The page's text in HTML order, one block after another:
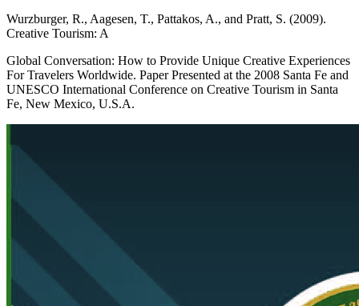
Wurzburger, R., Aagesen, T., Pattakos, A., and Pratt, S. (2009).
Creative Tourism: A
Global Conversation: How to Provide Unique Creative Experiences
For Travelers Worldwide. Paper Presented at the 2008 Santa Fe and
UNESCO International Conference on Creative Tourism in Santa
Fe, New Mexico, U.S.A.